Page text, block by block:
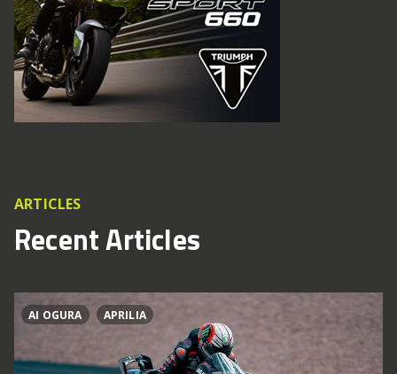
ARTICLES
Recent Articles
AI OGURA APRILIA